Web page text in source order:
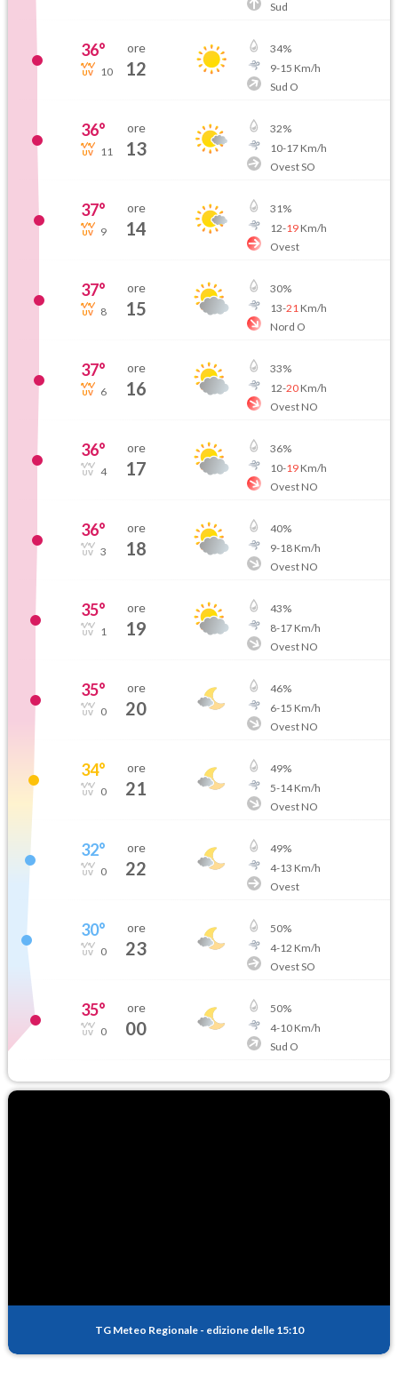
Sud
36°
10
ore
12
34%
9-15 Km/h
Sud O
36°
11
ore
13
32%
10-17Km/h
Ovest SO
37°
9
ore
14
31%
12-19Km/h
Ovest
37°
8
ore
15
30%
13-21 Km/h
Nord O
37°
6
ore
16
33%
12-20Km/h
Ovest NO
36°
4
ore
17
36%
10-19Km/h
Ovest NO
36°
3
ore
18
40%
9-18Km/h
Ovest NO
35°
1
ore
19
43%
8-17Km/h
Ovest NO
35°
0
ore
20
46%
6-15 Km/h
Ovest NO
34°
0
ore
21
49%
5-14Km/h
Ovest NO
32°
0
ore
22
49%
4-13 Km/h
Ovest
30°
0
ore
23
50%
4-12 Km/h
Ovest SO
35°
0
ore
00
50%
4-10Km/h
Sud O
TG Meteo Regionale - edizione delle 15:10